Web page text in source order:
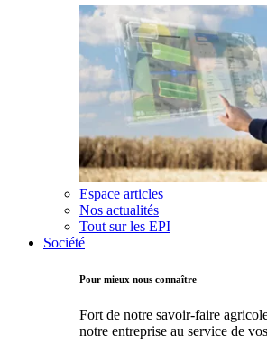
Espace articles
Nos actualités
Tout sur les EPI
Société
Pour mieux nous connaître
Fort de notre savoir-faire
notre entreprise au service de